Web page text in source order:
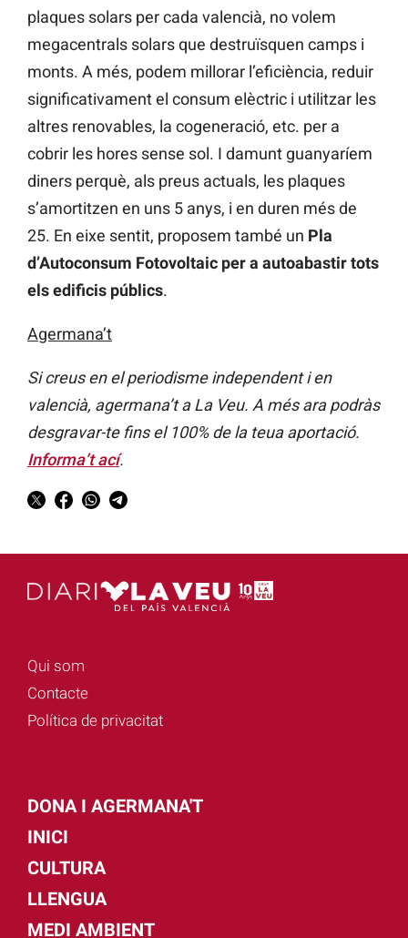
plaques solars per cada valencià, no volem
megacentrals solars que destruïsquen camps i
monts. A més, podem millorar l’eficiència, reduir
significativament el consum elèctric i utilitzar les
altres renovables, la cogeneració, etc. per a
cobrir les hores sense sol. I damunt guanyaríem
diners perquè, als preus actuals, les plaques
s’amortitzen en uns 5 anys, i en duren més de
25. En eixe sentit, proposem també un Pla
d’Autoconsum Fotovoltaic per a autoabastir tots
els edificis públics.
Agermana’t
Si creus en el periodisme independent i en
valencià, agermana’t a La Veu. A més ara podràs
desgravar-te fins el 100% de la teua aportació.
Informa’t ací.
Qui som
Contacte
Política de privacitat
DONA I AGERMANA'T
INICI
CULTURA
LLENGUA
MEDI AMBIENT